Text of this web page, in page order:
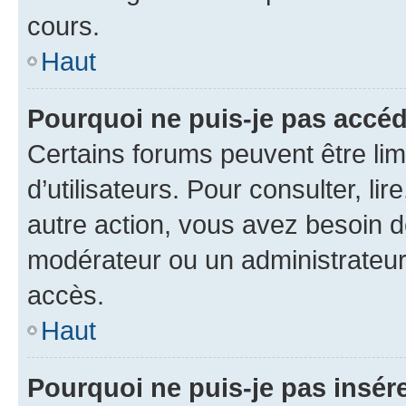
cours.
Haut
Pourquoi ne puis-je pas
Certains forums peuvent être
d’utilisateurs. Pour consulter,
autre action, vous avez besoin
modérateur ou un
accès.
Haut
Pourquoi ne puis-je pas